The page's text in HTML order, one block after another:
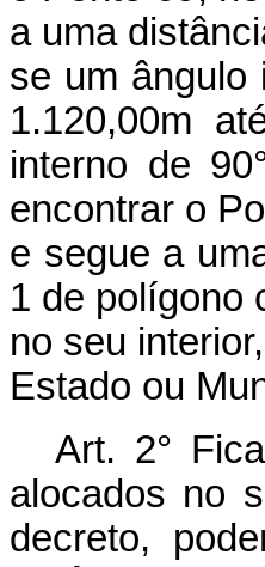
a uma
se um ângulo
1.120,00m
interno de
encontrar o
e segue a
1 de polígono
no seu
Estado ou
Art. 2°
alocados no
decreto,